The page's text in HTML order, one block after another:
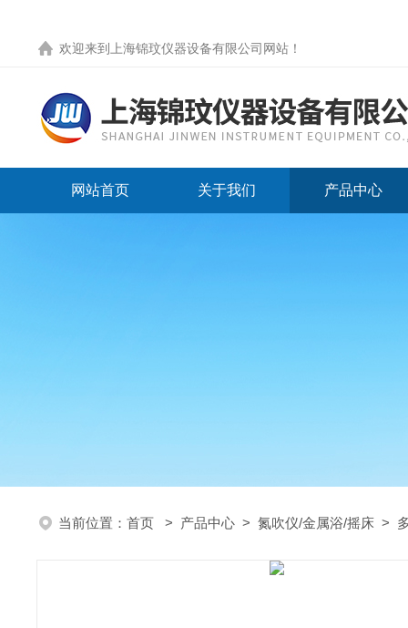
欢迎来到 上海锦玟仪器设备有限公司网站 ！
网站首页 关于我们 产品中心
当前位置： 首页 > 产品中心 > 氮吹仪/金属浴/摇床 >